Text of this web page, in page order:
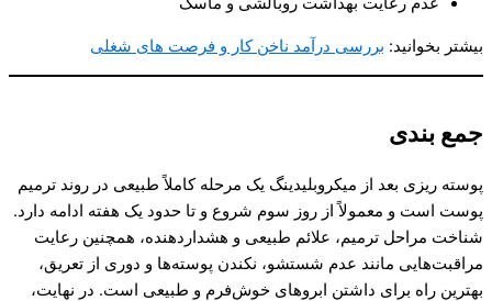
بیشتر بخوانید:بررسی درآمد ناخن کار و فرصت های شغلی
جمع بندی
پوسته ریزی بعد از میکروبلیدینگ یک مرحله کاملاً طبیعی در روند ترمیم
پوست است و معمولاً از روز سوم شروع و تا حدود یک هفته ادامه دارد.
شناخت مراحل ترمیم، علائم طبیعی و هشداردهنده، همچنین رعایت
مراقبت‌هایی مانند عدم شستشو، نکندن پوسته‌ها و دوری از تعریق،
بهترین راه برای داشتن ابروهای خوش‌فرم و طبیعی است. در نهایت،